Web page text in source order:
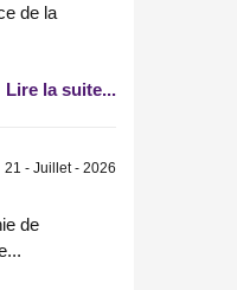
de la
Lire la suite...
21 - Juillet - 2026
de